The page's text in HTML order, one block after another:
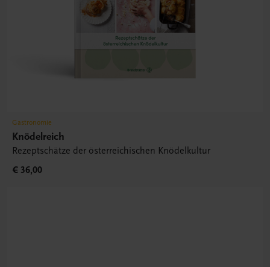
Gastronomie
Knödelreich
Rezeptschätze der österreichischen Knödelkultur
€ 36,00